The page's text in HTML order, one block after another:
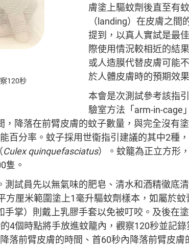
120秒
膚塗上驅蚊劑後直至有
（landing）在皮膚之間
提到，以真人實試是最
際使用情況較相近的結
或人造膜代替皮膚可能
於人體皮膚時的預期效果
本會是次測試參考該指
驗室方法「arm-in-cage
降落在前臂皮膚的蚊子數量，與完全沒有
百分率。蚊子採用世衞指引建議的其中2種
Culex quinquefasciatus）。蚊籠為正立方形
隻。
試員先以無氣味的肥皂、清水和酒精徹底
方厘米範圍塗上1毫升驅蚊劑樣本，如屬於蚊
掌）則戴上乳膠手套以免被叮咬。及後在
4個時點將手放進蚊籠內，觀察120秒並記
落前臂皮膚的時間、首60秒內降落前臂皮膚